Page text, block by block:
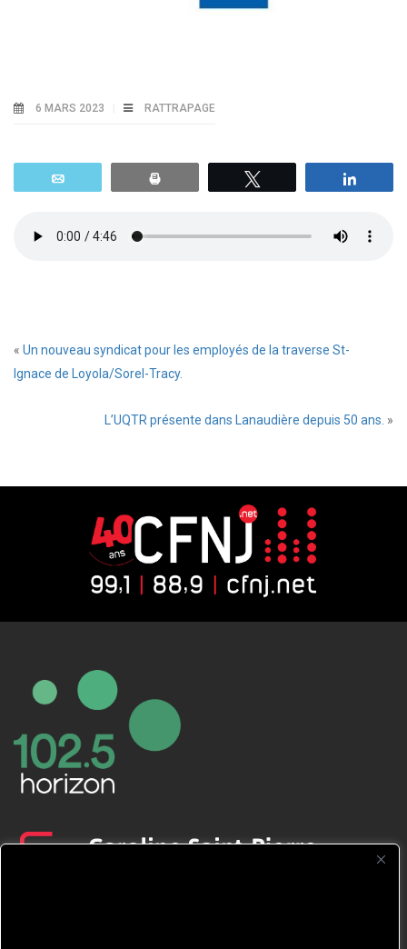
6 MARS 2023 RATTRAPAGE
« Un nouveau syndicat pour les employés de la traverse St-
Ignace de Loyola/Sorel-Tracy.
L’UQTR présente dans Lanaudière depuis 50 ans. »